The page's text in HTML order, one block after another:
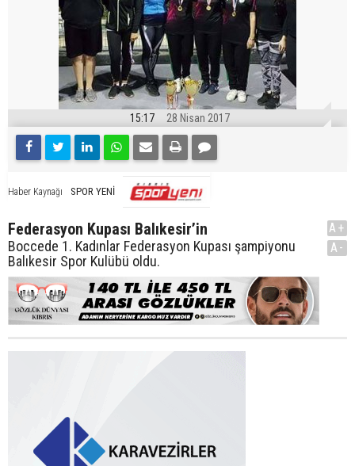
15:17 28 Nisan 2017
Haber Kaynağı SPOR YENİ
Federasyon Kupası Balıkesir’in
Boccede 1. Kadınlar Federasyon Kupası şampiyonu
Balıkesir Spor Kulübü oldu.
A+
A-